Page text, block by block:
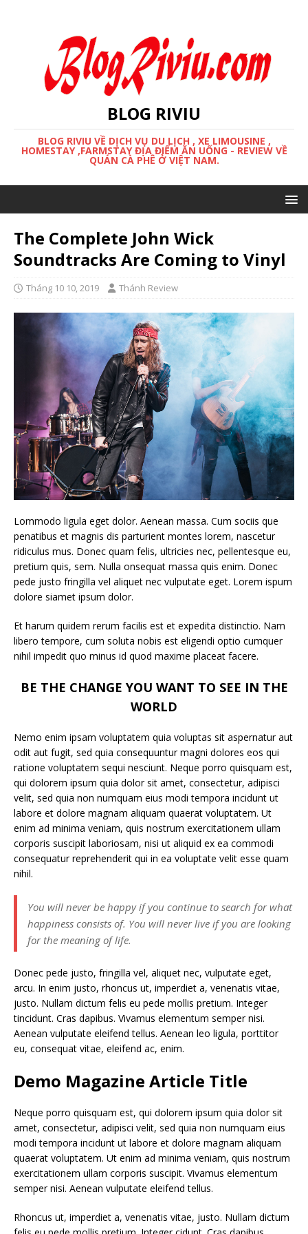
BLOG RIVIU
BLOG RIVIU VỀ DỊCH VỤ DU LỊCH , XE LIMOUSINE ,
HOMESTAY ,FARMSTAY ĐỊA ĐIỂM ĂN UỐNG - REVIEW VỀ
QUÁN CÀ PHÊ Ở VIỆT NAM.
The Complete John Wick
Soundtracks Are Coming to Vinyl
Tháng 10 10, 2019 Thánh Review
Lommodo ligula eget dolor. Aenean massa. Cum sociis que
penatibus et magnis dis parturient montes lorem, nascetur
ridiculus mus. Donec quam felis, ultricies nec, pellentesque eu,
pretium quis, sem. Nulla onsequat massa quis enim. Donec
pede justo fringilla vel aliquet nec vulputate eget. Lorem ispum
dolore siamet ipsum dolor.
Et harum quidem rerum facilis est et expedita distinctio. Nam
libero tempore, cum soluta nobis est eligendi optio cumquer
nihil impedit quo minus id quod maxime placeat facere.
BE THE CHANGE YOU WANT TO SEE IN THE
WORLD
Nemo enim ipsam voluptatem quia voluptas sit aspernatur aut
odit aut fugit, sed quia consequuntur magni dolores eos qui
ratione voluptatem sequi nesciunt. Neque porro quisquam est,
qui dolorem ipsum quia dolor sit amet, consectetur, adipisci
velit, sed quia non numquam eius modi tempora incidunt ut
labore et dolore magnam aliquam quaerat voluptatem. Ut
enim ad minima veniam, quis nostrum exercitationem ullam
corporis suscipit laboriosam, nisi ut aliquid ex ea commodi
consequatur reprehenderit qui in ea voluptate velit esse quam
nihil.
You will never be happy if you continue to search for what
happiness consists of. You will never live if you are looking
for the meaning of life.
Donec pede justo, fringilla vel, aliquet nec, vulputate eget,
arcu. In enim justo, rhoncus ut, imperdiet a, venenatis vitae,
justo. Nullam dictum felis eu pede mollis pretium. Integer
tincidunt. Cras dapibus. Vivamus elementum semper nisi.
Aenean vulputate eleifend tellus. Aenean leo ligula, porttitor
eu, consequat vitae, eleifend ac, enim.
Demo Magazine Article Title
Neque porro quisquam est, qui dolorem ipsum quia dolor sit
amet, consectetur, adipisci velit, sed quia non numquam eius
modi tempora incidunt ut labore et dolore magnam aliquam
quaerat voluptatem. Ut enim ad minima veniam, quis nostrum
exercitationem ullam corporis suscipit. Vivamus elementum
semper nisi. Aenean vulputate eleifend tellus.
Rhoncus ut, imperdiet a, venenatis vitae, justo. Nullam dictum